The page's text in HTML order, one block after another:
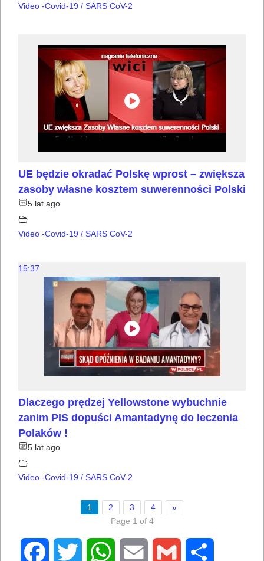
Video -Covid-19 / SARS CoV-2
UE będzie okradać Polskę wprost – zwiększa
zasoby własne kosztem suwerenności Polski
5 lat ago
Video -Covid-19 / SARS CoV-2
15:37
Dlaczego prędzej Yellowstone wybuchnie
zanim PIS dopuści Amantadynę do leczenia
Polaków !
5 lat ago
Video -Covid-19 / SARS CoV-2
1 2 3 4
»
Page 1 of 4